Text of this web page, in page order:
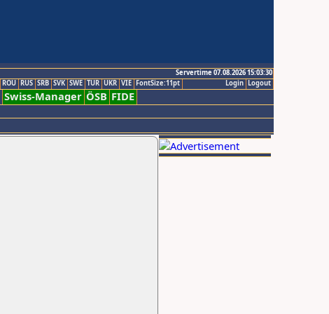
Servertime 07.08.2026 15:03:30
Logout
Login
ROU RUS SRB SVK SWE TUR UKR VIE FontSize:11pt
Swiss-Manager ÖSB FIDE